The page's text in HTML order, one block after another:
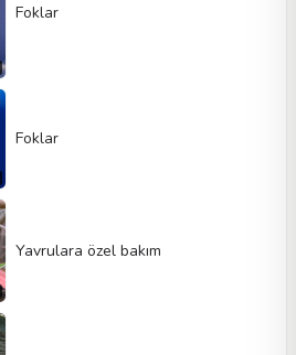
Foklar
Foklar
Yavrulara özel bakım